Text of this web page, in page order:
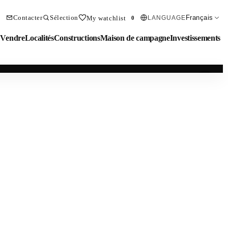
Contacter Sélection My watchlist 0 LANGUAGE Français
VendreLocalitésConstructionsMaison de campagneInvestissements